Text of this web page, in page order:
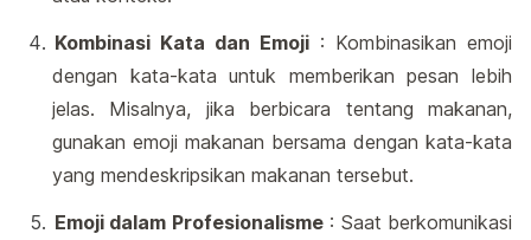
Kombinasi Kata dan Emoji : Kombinasikan emoji
dengan kata-kata untuk memberikan pesan lebih
jelas. Misalnya, jika berbicara tentang makanan,
gunakan emoji makanan bersama dengan kata-kata
yang mendeskripsikan makanan tersebut.
Emoji dalam Profesionalisme: Saat berkomunikasi